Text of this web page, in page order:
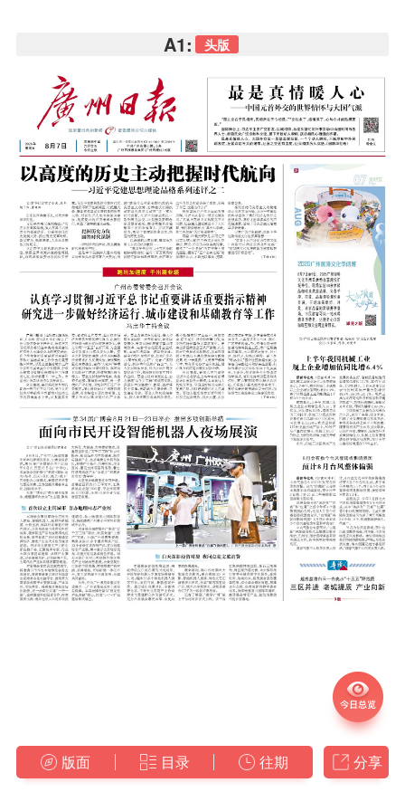
A1: 头版
版面 目录 往期 分享